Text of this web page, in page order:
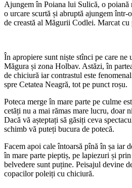
Ajungem în Poiana lui Sulică, o poiană
o urcare scurtă și abruptă ajungem într-
de creastă al Măgurii Codlei. Marcat cu
În apropiere sunt niște stînci pe care ne
Măgura și zona Holbav. Astăzi, în
de chiciură iar contrastul este
spre Cetatea Neagră, tot pe punct roșu.
Poteca merge în mare parte pe culme
cetăți nu a mai rămas mare lucru, doar
Dacă vă așteptați să găsiți ceva
schimb vă puteți bucura de potecă.
Facem apoi cale întoarsă pînă în șa iar
în mare parte pieptiș, pe lapiezuri și
belvedere sunt puține. Peisajul devine
copacilor poleiți cu chiciură.